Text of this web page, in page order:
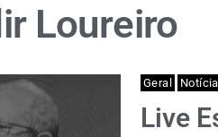
Loureiro
Geral
Live